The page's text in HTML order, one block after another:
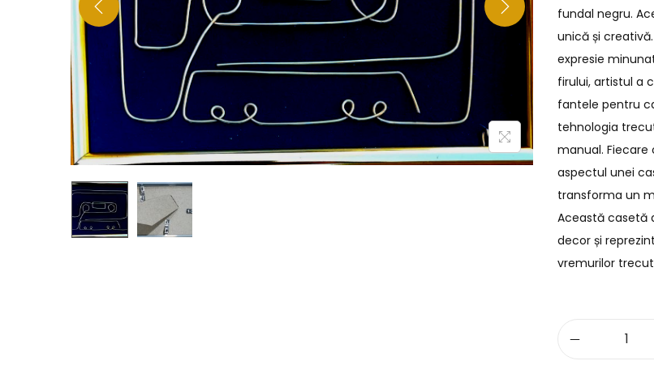
fundal negru.
unică și
expresie
firului, artistul a
fantele pentru
tehnologia
manual.
aspectul unei
transforma un
Această casetă
decor și
vremurilor